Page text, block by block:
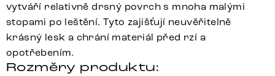
vytváří relativně drsný povrch s mnoha malými
stopami po leštění. Tyto zajišťují neuvěřitelně
krásný lesk a chrání materiál před rzí a
opotřebením.
Rozměry produktu: